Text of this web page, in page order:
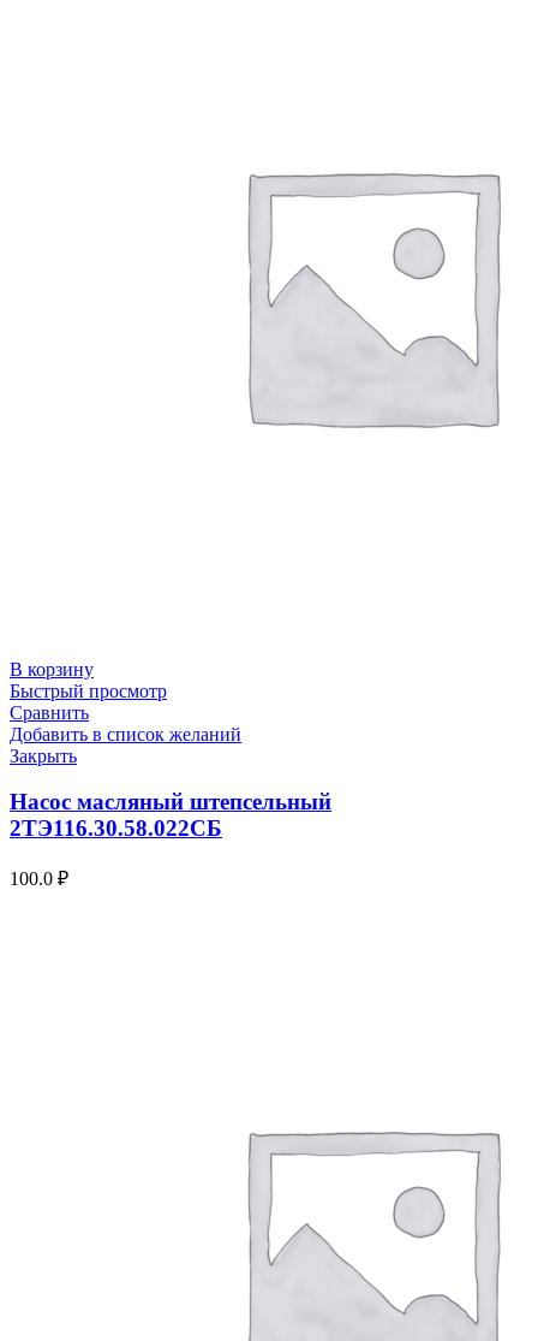
В корзину
Быстрый просмотр
Сравнить
Добавить в список желаний
Закрыть
Насос масляный штепсельный
2ТЭ116.30.58.022СБ
100.0 ₽